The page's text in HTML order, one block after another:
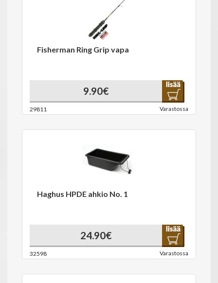
Fisherman Ring Grip vapa
9.90€
29811 Varastossa
Haghus HPDE ahkio No. 1
24.90€
32598 Varastossa